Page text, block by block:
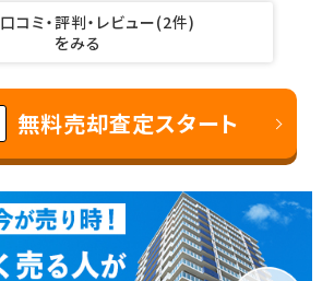
口コミ・評判・レビュー
をみる
(2件)
無料売却査定スタート